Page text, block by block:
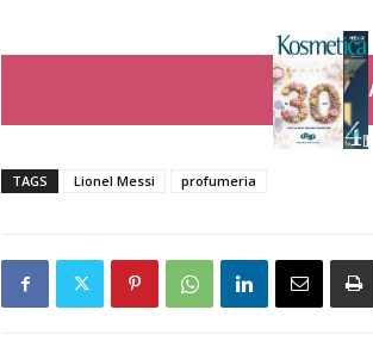
TAGS Lionel Messi profumeria